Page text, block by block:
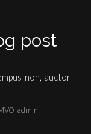
post
non, auctor